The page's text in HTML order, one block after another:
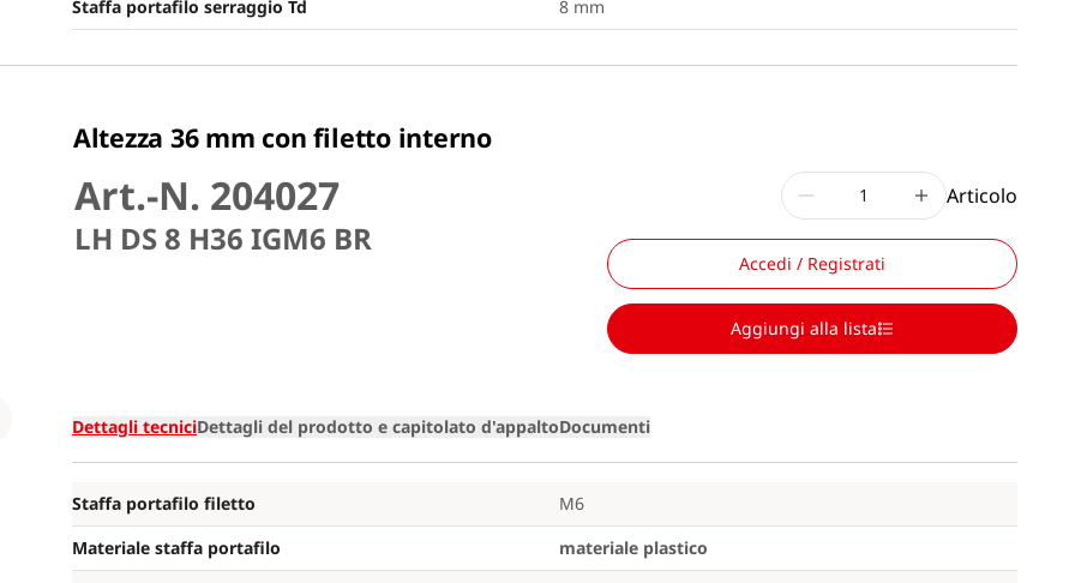
Staffa portafilo serraggio Td
8 mm
Altezza 36 mm con filetto interno
Art.-N. 204027
LH DS 8 H36 IGM6 BR
Loading
Articolo
Accedi / Registrati
Aggiungi alla lista
Dettagli tecniciDettagli del prodotto e capitolato d'appaltoDocumenti
Staffa portafilo filetto
M6
Materiale staffa portafilo
materiale plastico